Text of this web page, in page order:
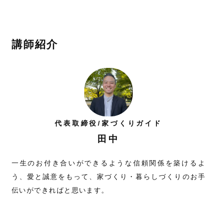
講師紹介
代表取締役/家づくりガイド
田中
一生のお付き合いができるような信頼関係を築けるよ
う、愛と誠意をもって、家づくり・暮らしづくりのお手
伝いができればと思います。